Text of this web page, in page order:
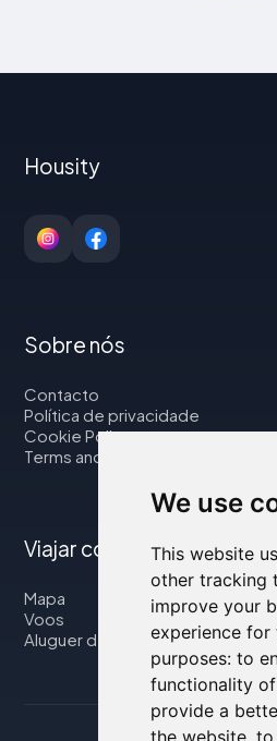
We use
This website
other tracking
improve your
experience
purposes: to
functionality
provide a
the website, to
Housity
Sobre nós
Contacto
Política de privacidade
Cookie Policy
Terms and Conditions
Viajar connosco
Mapa
Voos
Aluguer de automóveis